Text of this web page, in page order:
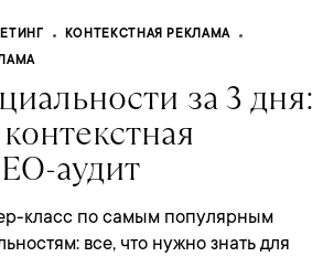
КОНТЕКСТНАЯ РЕКЛАМА
за 3 дня:
аудит
класс по самым популярным
все, что нужно знать для